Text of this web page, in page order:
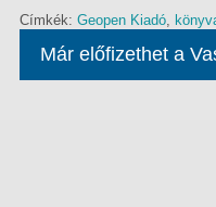
Címkék: Geopen Kiadó,
Már előfizethet a